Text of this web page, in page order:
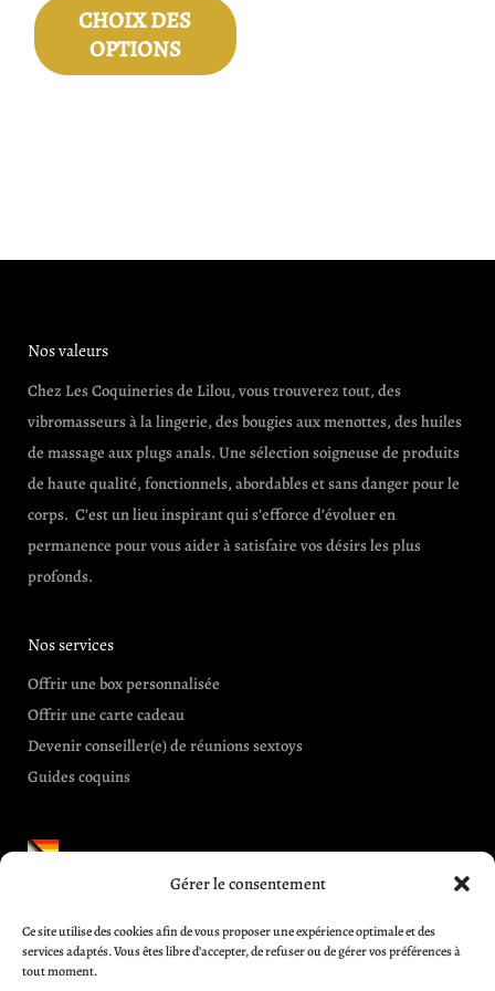
Gérer le consentement
Ce site utilise des cookies afin de vous proposer une expérience optimale et des
services adaptés. Vous êtes libre d’accepter, de refuser ou de gérer vos préférences à
tout moment.
CHOIX DES
OPTIONS
du
Nos valeurs
Chez Les Coquineries de Lilou, vous trouverez tout, des
vibromasseurs à la lingerie, des bougies aux menottes, des huiles
de massage aux plugs anals. Une sélection soigneuse de produits
de haute qualité, fonctionnels, abordables et sans danger pour le
corps. C’est un lieu inspirant qui s’efforce d’évoluer en
permanence pour vous aider à satisfaire vos désirs les plus
profonds.
Nos services
Offrir une box personnalisée
Offrir une carte cadeau
Devenir conseiller(e) de réunions sextoys
Guides coquins
Informations et aides
CGV
Blog